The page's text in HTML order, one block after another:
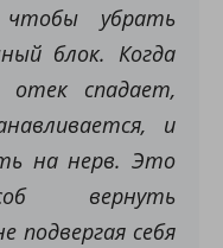
убрать
блок. Когда
отек спадает,
и
на нерв. Это
вернуть
подвергая себя